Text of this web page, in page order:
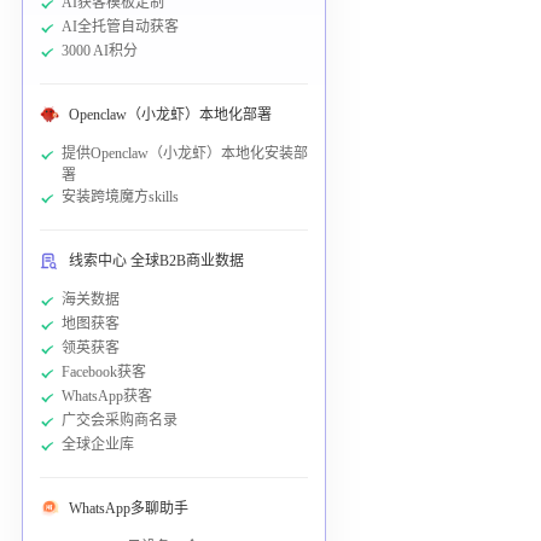
AI全托管自动获客
3000 AI积分
Openclaw（小龙虾）本地化部署
提供Openclaw（小龙虾）本地化安装部
署
安装跨境魔方skills
线索中心 全球B2B商业数据
海关数据
地图获客
领英获客
Facebook获客
WhatsApp获客
广交会采购商名录
全球企业库
WhatsApp多聊助手